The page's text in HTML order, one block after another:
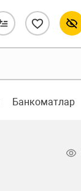
Банкоматлар